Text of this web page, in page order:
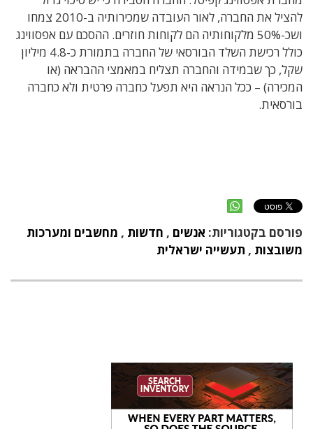
להציל את החברה, לאור העובדה שמכירותיה ב-2010 צמחו
ושכ-50% מלקוחותיה הם לקוחות חוזרים. ההסכם עם אפסווינג
כולל רכישת השלד הבורסאי של החברה בתמורת כ-4.8 מיליון
שקל, כך שבמידה והחברה תצליח במאמצי ההבראה (או
המכירה) – ככל הנראה היא תפעל כחברה פרטית ולא כחברה
בורסאית.
פורסם בקטגוריות: אנשים , חדשות , מחשבים ומערכות
משובצות , תעשייה ישראלית